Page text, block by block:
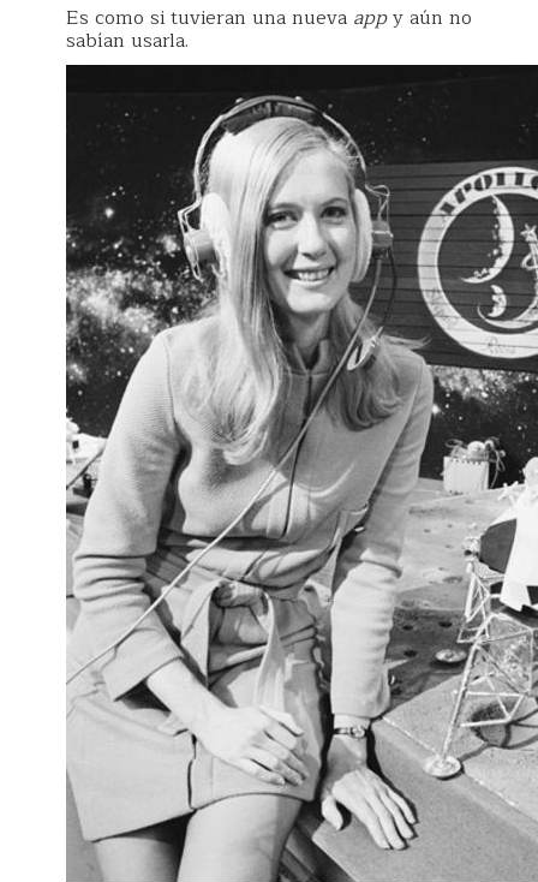
Es como si tuvieran una nueva appy aún no
sabían usarla.